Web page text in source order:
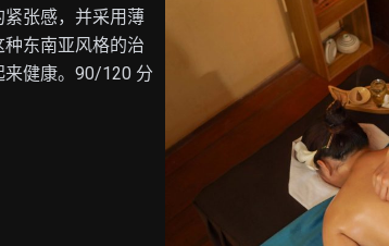
张感，并采用薄
东南亚风格的治
来健康。90/120 分